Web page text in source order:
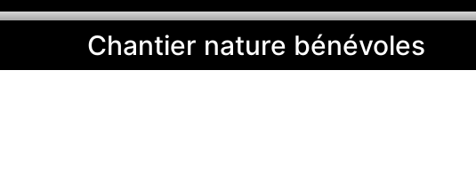
Chantier nature bénévoles